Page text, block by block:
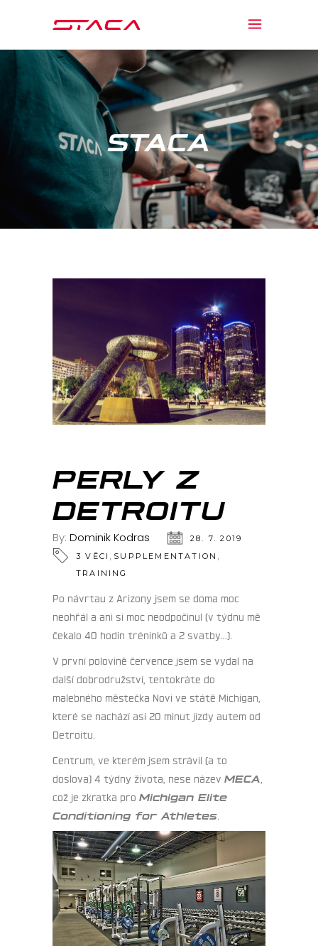
STACA
PERLY Z
DETROITU
By: Dominik Kodras
28. 7. 2019
3 VĚCI , SUPPLEMENTATION ,
TRAINING
Po návrtau z Arizony jsem se doma moc
neohřál a ani si moc neodpočinul (v týdnu mě
čekalo 40 hodin tréninků a 2 svatby…).
V první polovině července jsem se vydal na
další dobrodružství, tentokráte do
malebného městečka Novi ve státě Michigan,
které se nachází asi 20 minut jízdy autem od
Detroitu.
Centrum, ve kterém jsem strávil (a to
doslova) 4 týdny života, nese název MECA
což je zkratka pro Michigan Elite
Conditioning for Athletes